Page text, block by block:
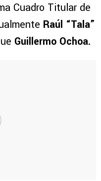
Cuadro Titular de
Raúl “Tala”
Guillermo Ochoa.